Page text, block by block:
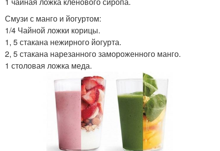
Смузи с манго и йогуртом:
1/4 Чайной ложки корицы.
1, 5 стакана нежирного йогурта.
2, 5 стакана нарезанного замороженного манго.
1 столовая ложка меда.